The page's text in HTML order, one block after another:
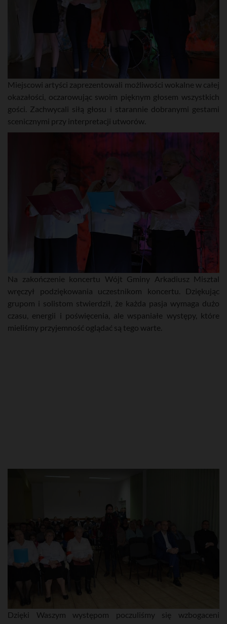
Miejscowi artyści zaprezentowali możliwości wokalne w całej
okazałości, oczarowując swoim pięknym głosem wszystkich
gości. Zachwycali siłą głosu i starannie dobranymi gestami
scenicznymi przy interpretacji utworów.
Na zakończenie koncertu Wójt Gminy Arkadiusz Misztal
wręczył podziękowania uczestnikom koncertu. Dziękując
grupom i solistom stwierdził, że każda pasja wymaga dużo
czasu, energii i poświęcenia, ale wspaniałe występy, które
mieliśmy przyjemność oglądać są tego warte.
Dzięki Waszym występom poczuliśmy się wzbogaceni